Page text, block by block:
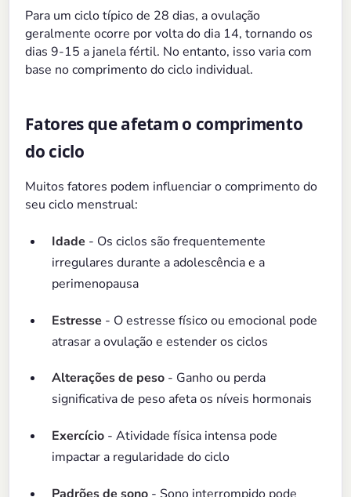
Para um ciclo típico de 28 dias, a ovulação
geralmente ocorre por volta do dia 14, tornando os
dias 9-15 a janela fértil. No entanto, isso varia com
base no comprimento do ciclo individual.
Fatores que afetam o comprimento
do ciclo
Muitos fatores podem influenciar o comprimento do
seu ciclo menstrual:
Idade - Os ciclos são frequentemente
irregulares durante a adolescência e a
perimenopausa
Estresse - O estresse físico ou emocional pode
atrasar a ovulação e estender os ciclos
Alterações de peso - Ganho ou perda
significativa de peso afeta os níveis hormonais
Exercício - Atividade física intensa pode
impactar a regularidade do ciclo